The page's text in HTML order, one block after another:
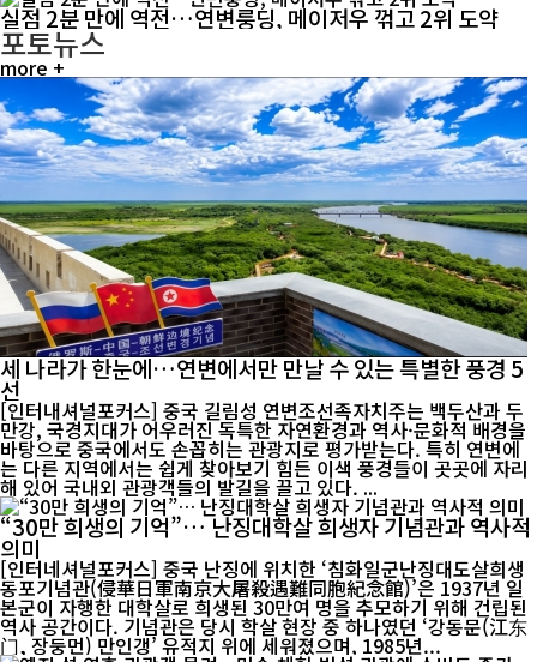
실점 2분 만에 역전…연변룽딩, 메이저우 꺾고 2위 도약
포토뉴스
more +
세 나라가 한눈에…연변에서만 만날 수 있는 특별한 풍경 5
선
[인터내셔널포커스] 중국 길림성 연변조선족자치주는 백두산과 두
만강, 국경지대가 어우러진 독특한 자연환경과 역사·문화적 배경을
바탕으로 중국에서도 손꼽히는 관광지로 평가받는다. 특히 연변에
는 다른 지역에서는 쉽게 찾아보기 힘든 이색 풍경들이 곳곳에 자리
해 있어 국내외 관광객들의 발길을 끌고 있다. ...
“30만 희생의 기억”… 난징대학살 희생자 기념관과 역사적
의미
[인터네셔널포커스] 중국 난징에 위치한 ‘침화일군난징대도살희생
동포기념관(侵華日軍南京大屠殺遇難同胞紀念館)’은 1937년 일
본군이 자행한 대학살로 희생된 30만여 명을 추모하기 위해 건립된
역사 공간이다. 기념관은 당시 학살 현장 중 하나였던 ‘강동문(江东
门, 장둥먼) 만인갱’ 유적지 위에 세워졌으며, 1985년...